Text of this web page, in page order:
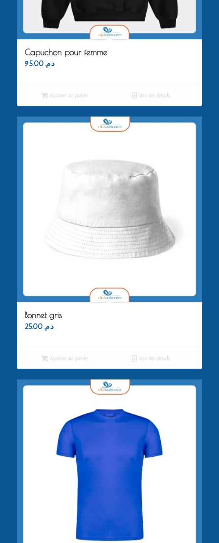
Capuchon pour femme
د.م. 95.00
Ajouter au panier Voir les détails
Bonnet gris
د.م. 25.00
Ajouter au panier Voir les détails